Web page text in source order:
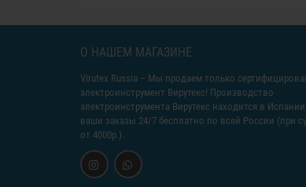
О НАШЕМ МАГАЗИНЕ
Virutex Russia – Мы продаем только
электроинструмент Вирутекс! Производство
электроинструмента Вирутекс находится в
ваши заказы 24/7 бесплатно по всей России (при
от 4000р.).